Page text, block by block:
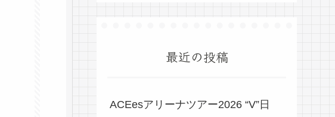
最近の投稿
ACEesアリーナツアー2026 “V”日